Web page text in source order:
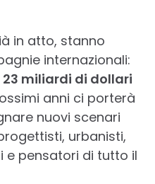
in atto, stanno
internazionali:
miliardi di dollari
anni ci porterà
nuovi scenari
urbanisti,
e pensatori di tutto il